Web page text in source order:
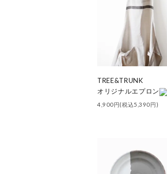
TREE&TRUNK
オリジナルエプロン
4,900円(税込5,390円)